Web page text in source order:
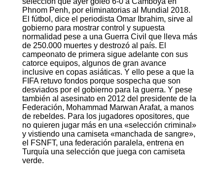
Phnom Penh, por eliminatorias al Mundial 2018.
El fútbol, dice el periodista Omar Ibrahim, sirve al
gobierno para mostrar control y supuesta
normalidad pese a una Guerra Civil que lleva más
de 250.000 muertes y destrozó al país. El
campeonato de primera sigue adelante con sus
catorce equipos, algunos de gran avance
inclusive en copas asiáticas. Y ello pese a que la
FIFA retuvo fondos porque sospecha que son
desviados por el gobierno para la guerra. Y pese
también al asesinato en 2012 del presidente de la
Federación, Mohammad Marwan Arafat, a manos
de rebeldes. Para los jugadores opositores, que
no quieren jugar más en una «selección criminal»
y vistiendo una camiseta «manchada de sangre»,
el FSNFT, una federación paralela, entrena en
Turquía una selección que juega con camiseta
verde.